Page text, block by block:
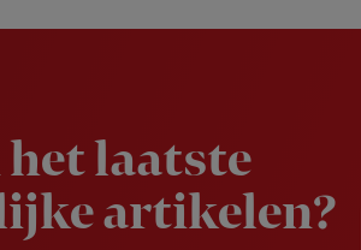
laatste
artikelen?